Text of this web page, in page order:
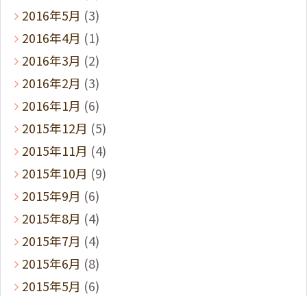
2016年5月 (3)
2016年4月 (1)
2016年3月 (2)
2016年2月 (3)
2016年1月 (6)
2015年12月 (5)
2015年11月 (4)
2015年10月 (9)
2015年9月 (6)
2015年8月 (4)
2015年7月 (4)
2015年6月 (8)
2015年5月 (6)